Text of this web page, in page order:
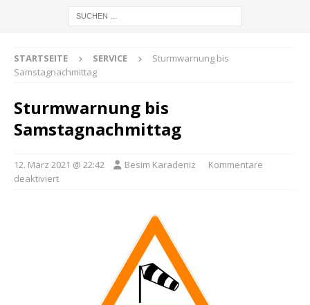
STARTSEITE SERVICE
Sturmwarnung bis
Samstagnachmittag
Sturmwarnung bis
Samstagnachmittag
12. März 2021 @ 22:42 Besim Karadeniz
Kommentare
deaktiviert